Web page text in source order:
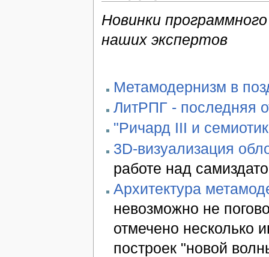
Новинки
наших экспертов
Метамодернизм в
ЛитРПГ - последняя
"Ричард III и
3D-визуализация
работе над
Архитектура
невозможно не
отмечено несколько
построек "новой